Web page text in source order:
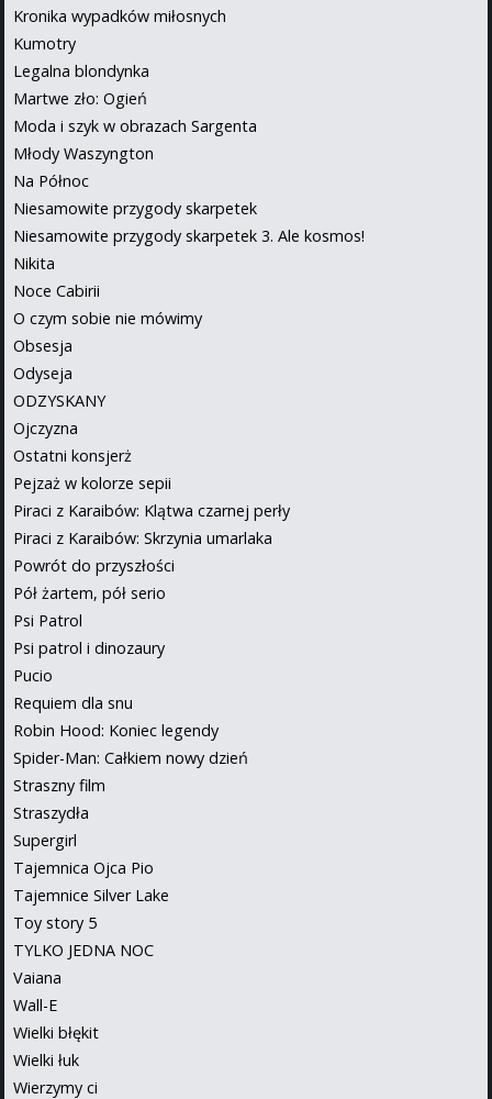
Kronika wypadków miłosnych
Kumotry
Legalna blondynka
Martwe zło: Ogień
Moda i szyk w obrazach Sargenta
Młody Waszyngton
Na Północ
Niesamowite przygody skarpetek
Niesamowite przygody skarpetek 3. Ale kosmos!
Nikita
Noce Cabirii
O czym sobie nie mówimy
Obsesja
Odyseja
ODZYSKANY
Ojczyzna
Ostatni konsjerż
Pejzaż w kolorze sepii
Piraci z Karaibów: Klątwa czarnej perły
Piraci z Karaibów: Skrzynia umarlaka
Powrót do przyszłości
Pół żartem, pół serio
Psi Patrol
Psi patrol i dinozaury
Pucio
Requiem dla snu
Robin Hood: Koniec legendy
Spider-Man: Całkiem nowy dzień
Straszny film
Straszydła
Supergirl
Tajemnica Ojca Pio
Tajemnice Silver Lake
Toy story 5
TYLKO JEDNA NOC
Vaiana
Wall-E
Wielki błękit
Wielki łuk
Wierzymy ci